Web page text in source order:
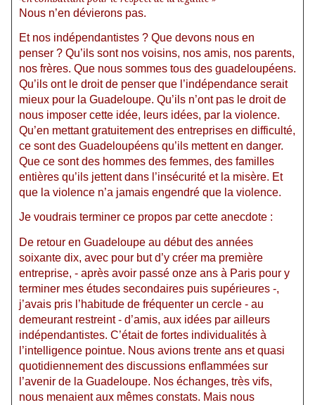
Nous n’en dévierons pas.
Et nos indépendantistes ? Que devons nous en
penser ? Qu’ils sont nos voisins, nos amis, nos parents,
nos frères. Que nous sommes tous des guadeloupéens.
Qu’ils ont le droit de penser que l’indépendance serait
mieux pour la Guadeloupe. Qu’ils n’ont pas le droit de
nous imposer cette idée, leurs idées, par la violence.
Qu’en mettant gratuitement des entreprises en difficulté,
ce sont des Guadeloupéens qu’ils mettent en danger.
Que ce sont des hommes des femmes, des familles
entières qu’ils jettent dans l’insécurité et la misère. Et
que la violence n’a jamais engendré que la violence.
Je voudrais terminer ce propos par cette anecdote :
De retour en Guadeloupe au début des années
soixante dix, avec pour but d’y créer ma première
entreprise, - après avoir passé onze ans à Paris pour y
terminer mes études secondaires puis supérieures -,
j’avais pris l’habitude de fréquenter un cercle - au
demeurant restreint - d’amis, aux idées par ailleurs
indépendantistes. C’était de fortes individualités à
l’intelligence pointue. Nous avions trente ans et quasi
quotidiennement des discussions enflammées sur
l’avenir de la Guadeloupe. Nos échanges, très vifs,
nous menaient aux mêmes constats. Mais nous